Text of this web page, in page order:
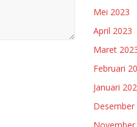
Mei 2023
April 2023
Maret
Februari
Januari
Desember